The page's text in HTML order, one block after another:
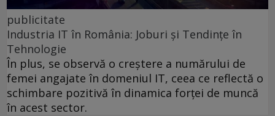
publicitate
Industria IT în România: Joburi și Tendințe în
Tehnologie
În plus, se observă o creștere a numărului de
femei angajate în domeniul IT, ceea ce reflectă o
schimbare pozitivă în dinamica forței de muncă
în acest sector.